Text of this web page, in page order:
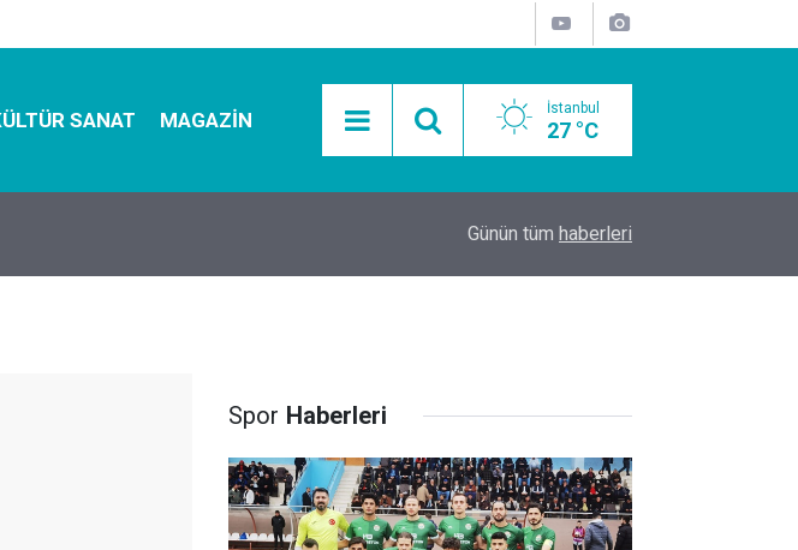
SANAT MAGAZIN İstanbul
27 °C
Dostu Ambalaj Mobil Araçlarla Hayır Lokması Dağıtımının
Günün tüm haberleri
Spor Haberleri